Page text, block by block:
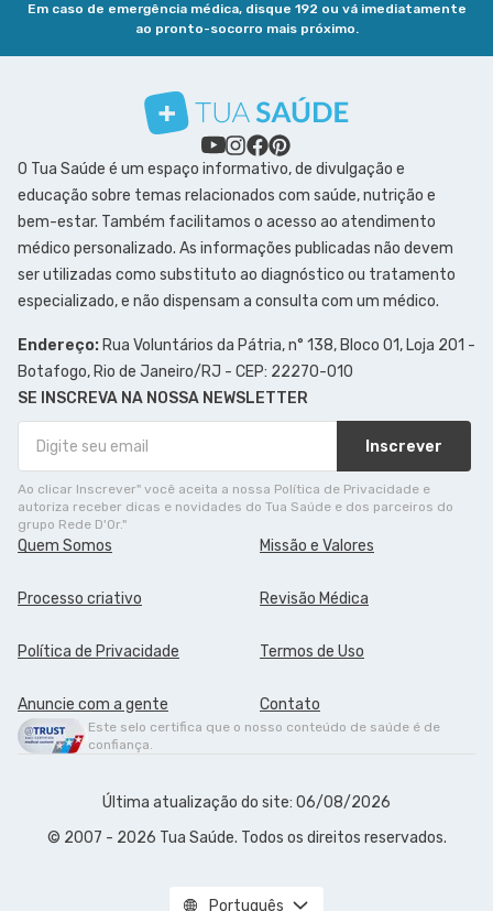
Em caso de emergência médica, disque 192 ou vá imediatamente
ao pronto-socorro mais próximo.
O Tua Saúde é um espaço informativo, de divulgação e
educação sobre temas relacionados com saúde, nutrição e
bem-estar. Também facilitamos o acesso ao atendimento
médico personalizado. As informações publicadas não devem
ser utilizadas como substituto ao diagnóstico ou tratamento
especializado, e não dispensam a consulta com um médico.
Endereço: Rua Voluntários da Pátria, n° 138, Bloco 01, Loja 201 -
Botafogo, Rio de Janeiro/RJ - CEP: 22270-010
SE INSCREVA NA NOSSA NEWSLETTER
Inscrever
Ao clicar Inscrever" você aceita a nossa Política de Privacidade e
autoriza receber dicas e novidades do Tua Saúde e dos parceiros do
grupo Rede D'Or."
Quem Somos Missão e Valores
Processo criativo Revisão Médica
Política de Privacidade Termos de Uso
Anuncie com a gente Contato
Este selo certifica que o nosso conteúdo de saúde é de
confiança.
Última atualização do site: 06/08/2026
© 2007 - 2026 Tua Saúde. Todos os direitos reservados.
Português